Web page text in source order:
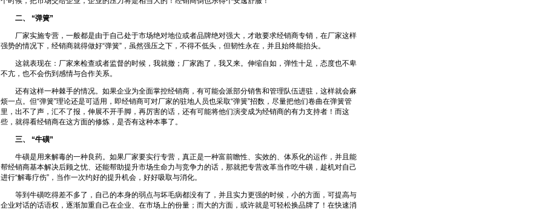
二、 “弹簧”
厂家实施专营，一般都是由于自己处于市场绝对地位或者品牌绝对强大，才敢要求经销商专销，在厂家这样
强势的情况下，经销商就得做好“弹簧”，虽然强压之下，不得不低头，但韧性永在，并且始终能抬头。
这就表现在：厂家来检查或者监督的时候，我就撤；厂家跑了，我又来。伸缩自如，弹性十足，态度也不卑
不亢，也不会伤到感情与合作关系。
还有这样一种棘手的情况。如果企业为全面掌控经销商，有可能会派部分销售和管理队伍进驻，这样就会麻
烦一点。但“弹簧”理论还是可适用，即经销商可对厂家的驻地人员也采取“弹簧”招数，尽量把他们卷曲在弹簧管
里，出不了声，汇不了报，伸展不开手脚，再厉害的话，还有可能将他们演变成为经销商的有力支持者！而这
些，就得看经销商在这方面的修炼，是否有这种本事了。
三、 “牛磺”
牛磺是用来解毒的一种良药。如果厂家要实行专营，真正是一种富前瞻性、实效的、体系化的运作，并且能
帮经销商基本解决后顾之忧、还能帮助提升市场生命力与竞争力的话，那就把专营改革当作吃牛磺，趁机对自己
进行“解毒疗伤”，当作一次约好的提升机会，好好吸取与消化。
等到牛磺吃得差不多了，自己的本身的弱点与坏毛病都没有了，并且实力更强的时候，小的方面，可提高与
企业对话的话语权，逐渐加重自己在企业、在市场上的份量；而大的方面，或许就是可轻松换品牌了！在快速消